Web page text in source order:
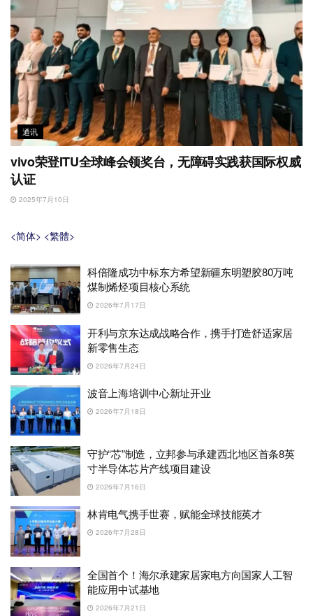
通讯
vivo荣登ITU全球峰会领奖台，无障碍实践获国际权威
认证
2025年7月10日
<简体> <繁體>
科倍隆成功中标东方希望新疆东明塑胶80万吨
煤制烯烃项目核心系统
2026年7月17日
开利与京东达成战略合作，携手打造舒适家居
新零售生态
2026年7月24日
波音上海培训中心新址开业
2026年7月18日
守护“芯”制造，立邦参与承建西北地区首条8英
寸半导体芯片产线项目建设
2026年7月16日
林肯电气携手世赛，赋能全球技能英才
2026年7月28日
全国首个！海尔承建家居家电方向国家人工智
能应用中试基地
2026年7月21日